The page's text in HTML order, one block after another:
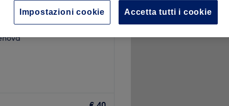
un centro di bellezza
di benessere
un Taglio - Genova
150 recensioni
Accetta tutti i cookie
Impostazioni cookie